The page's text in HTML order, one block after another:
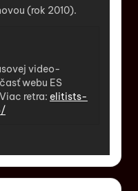
(rok 2010).
video-
webu ES
retra: elitists-